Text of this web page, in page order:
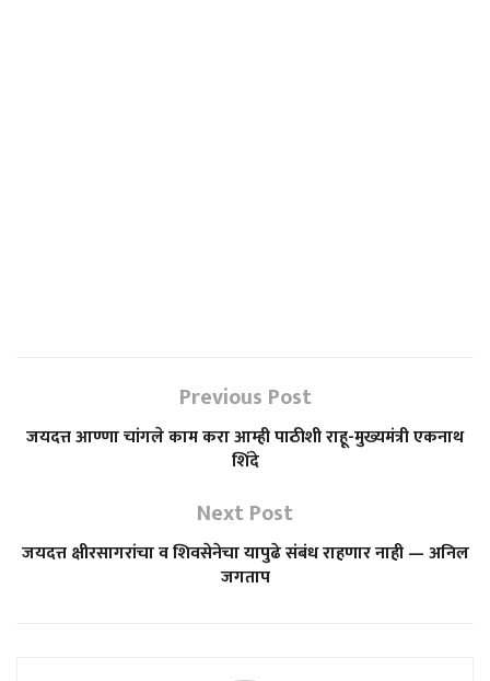
Previous Post
जयदत्त आण्णा चांगले काम करा आम्ही पाठीशी राहू-मुख्यमंत्री एकनाथ
शिंदे
Next Post
जयदत्त क्षीरसागरांचा व शिवसेनेचा यापुढे संबंध राहणार नाही — अनिल
जगताप